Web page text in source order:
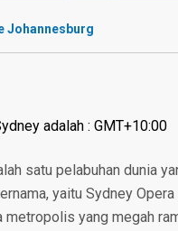
Johannesburg
adalah : GMT+10:00
satu pelabuhan dunia
yaitu Sydney
yang megah